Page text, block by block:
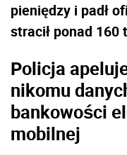
pieniędzy i padł
stracił ponad 160
Policja
nikomu
bankowości
mobilnej